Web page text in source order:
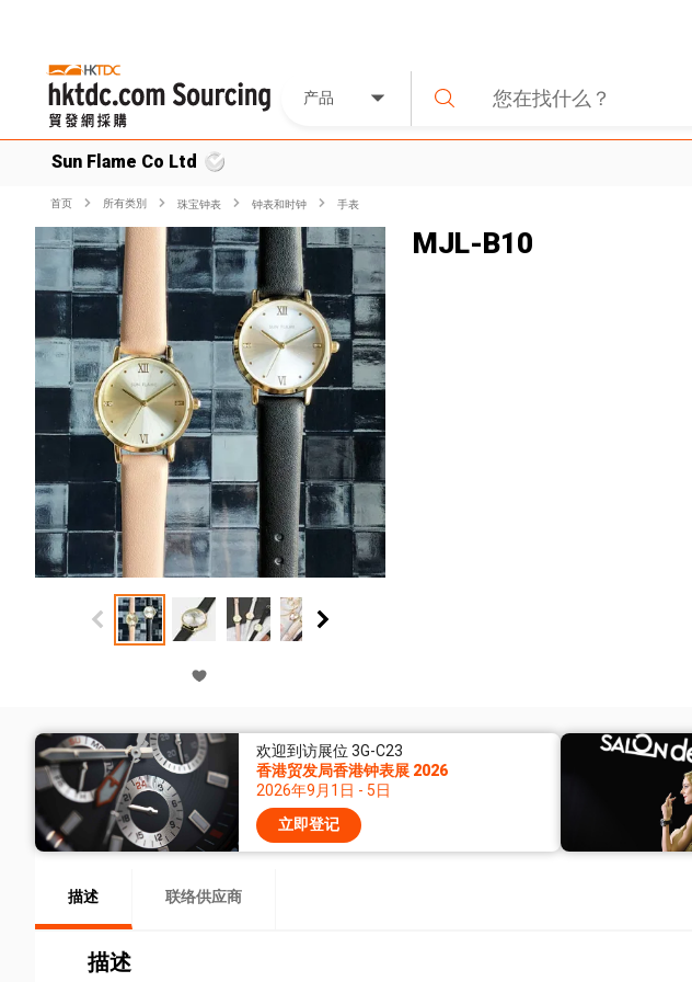
产品
Sun Flame Co Ltd
首页 所有类別 珠宝钟表 钟表和时钟 手表
MJL-B10
欢迎到访展位 3G-C23
香港贸发局香港钟表展 2026
2026年9月1日 - 5日
立即登记
描述 联络供应商
描述